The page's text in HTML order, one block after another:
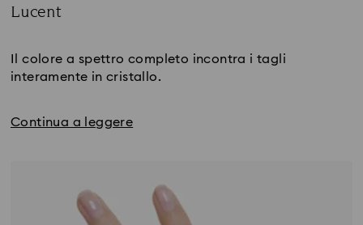
Lucent
Il colore a spettro completo incontra i tagli
interamente in cristallo.
Continua a leggere